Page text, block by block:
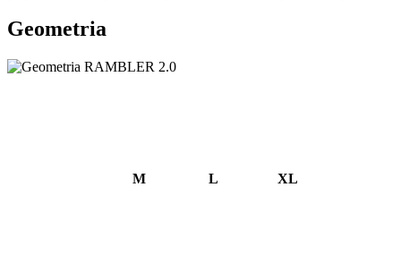
Geometria
M L XL